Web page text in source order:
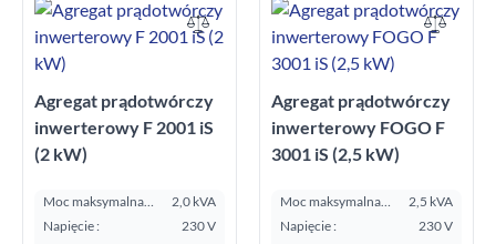
Agregat prądotwórczy
inwerterowy F 2001 iS
(2 kW)
Moc maksymalna
E.S.P. kVA:
2,0 kVA
Napięcie :
230 V
Agregat prądotwórczy
inwerterowy FOGO F
3001 iS (2,5 kW)
Moc maksymalna
E.S.P. kVA:
2,5 kVA
Napięcie :
230 V